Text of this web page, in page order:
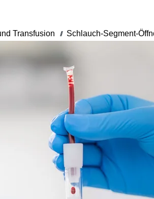
Transfusion /// Schlauch-Segment-